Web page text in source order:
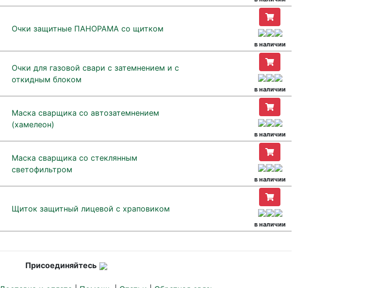
Очки защитные ПАНОРАМА со щитком
в наличии
Очки для газовой свари с затемнением и с
откидным блоком
в наличии
Маска сварщика со автозатемнением
(хамелеон)
в наличии
Маска сварщика со стеклянным
светофильтром
в наличии
Щиток защитный лицевой с храповиком
в наличии
Присоединяйтесь